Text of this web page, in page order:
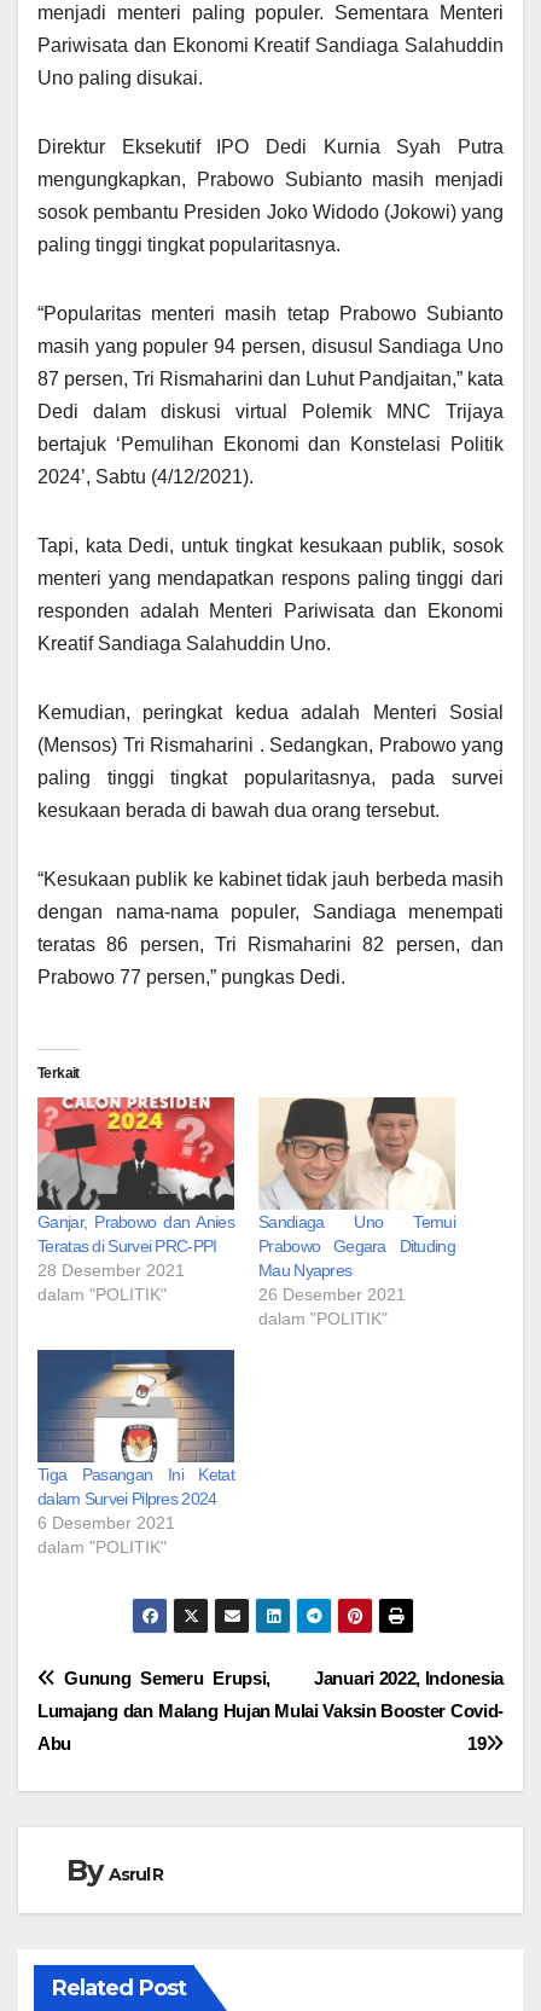
menjadi menteri paling populer. Sementara Menteri
Pariwisata dan Ekonomi Kreatif Sandiaga Salahuddin
Uno paling disukai.
Direktur Eksekutif IPO Dedi Kurnia Syah Putra
mengungkapkan, Prabowo Subianto masih menjadi
sosok pembantu Presiden Joko Widodo (Jokowi) yang
paling tinggi tingkat popularitasnya.
“Popularitas menteri masih tetap Prabowo Subianto
masih yang populer 94 persen, disusul Sandiaga Uno
87 persen, Tri Rismaharini dan Luhut Pandjaitan,” kata
Dedi dalam diskusi virtual Polemik MNC Trijaya
bertajuk ‘Pemulihan Ekonomi dan Konstelasi Politik
2024’, Sabtu (4/12/2021).
Tapi, kata Dedi, untuk tingkat kesukaan publik, sosok
menteri yang mendapatkan respons paling tinggi dari
responden adalah Menteri Pariwisata dan Ekonomi
Kreatif Sandiaga Salahuddin Uno.
Kemudian, peringkat kedua adalah Menteri Sosial
(Mensos) Tri Rismaharini . Sedangkan, Prabowo yang
paling tinggi tingkat popularitasnya, pada survei
kesukaan berada di bawah dua orang tersebut.
“Kesukaan publik ke kabinet tidak jauh berbeda masih
dengan nama-nama populer, Sandiaga menempati
teratas 86 persen, Tri Rismaharini 82 persen, dan
Prabowo 77 persen,” pungkas Dedi.
Terkait
Ganjar, Prabowo dan Anies
Teratas di Survei PRC-PPI
28 Desember 2021
dalam "POLITIK"
Sandiaga Uno Temui
Prabowo Gegara Dituding
Mau Nyapres
26 Desember 2021
dalam "POLITIK"
Tiga Pasangan Ini Ketat
dalam Survei Pilpres 2024
6 Desember 2021
dalam "POLITIK"
Navigasi
pos
Januari 2022, Indonesia
Mulai Vaksin Booster Covid-
19
Gunung Semeru Erupsi,
Lumajang dan Malang Hujan
Abu
ByAsrul R
Related Post